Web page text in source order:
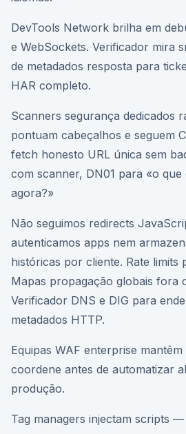
DevTools Network brilha em
e WebSockets. Verificador mira
de metadados resposta para
HAR completo.
Scanners segurança dedicados
pontuam cabeçalhos e seguem
fetch honesto URL única sem
com scanner, DN01 para «o que
agora?»
Não seguimos redirects
autenticamos apps nem
históricas por cliente. Rate limits
Mapas propagação globais fora
Verificador DNS e DIG para
metadados HTTP.
Equipas WAF enterprise
coordene antes de automatizar
produção.
Tag managers injectam scripts